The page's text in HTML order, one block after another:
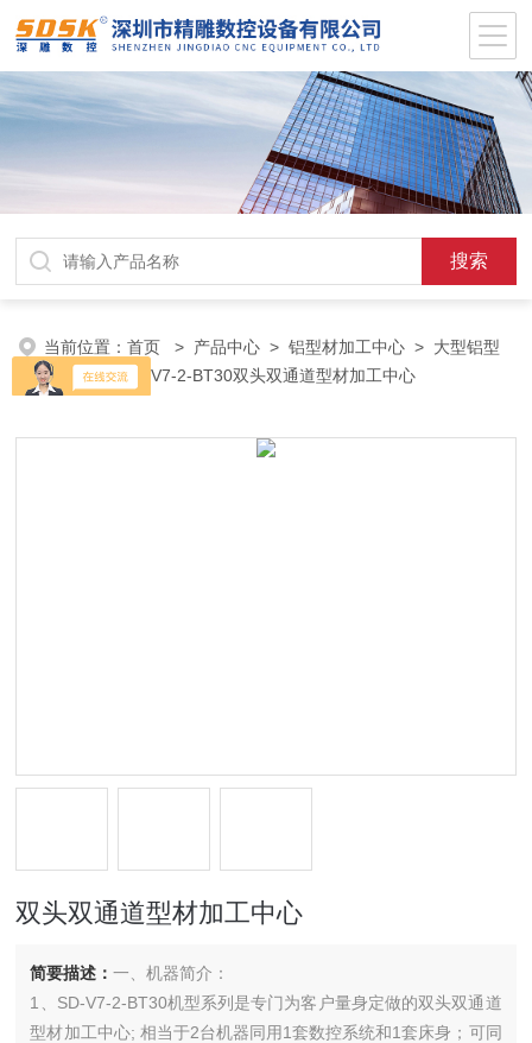
当前位置：首页 > 产品中心 >铝型材加工中心 > 大型铝型
材加工> SD-V7-2-BT30双头双通道型材加工中心
双头双通道型材加工中心
简要描述：一、机器简介：
1、SD-V7-2-BT30机型系列是专门为客户量身定做的双头双通道
型材加工中心; 相当于2台机器同用1套数控系统和1套床身；可同